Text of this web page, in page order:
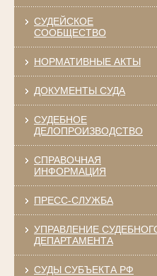
СУДЕЙСКОЕ
СООБЩЕСТВО
НОРМАТИВНЫЕ АКТЫ
ДОКУМЕНТЫ СУДА
СУДЕБНОЕ
ДЕЛОПРОИЗВОДСТВО
СПРАВОЧНАЯ
ИНФОРМАЦИЯ
ПРЕСС-СЛУЖБА
УПРАВЛЕНИЕ
ДЕПАРТАМЕНТА
СУДЫ СУБЪЕКТА РФ